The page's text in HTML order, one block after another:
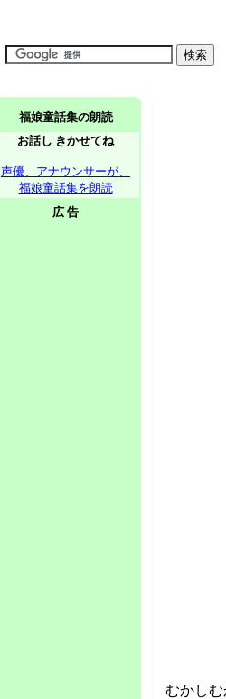
福娘童話集の朗読
お話し きかせてね
声優、アナウンサーが、
福娘童話集を朗読
広 告
むかしむ